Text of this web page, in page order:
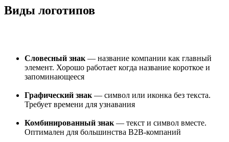
Виды логотипов
Словесный знак— название компании как главный
элемент. Хорошо работает когда название короткое и
запоминающееся
Графический знак— символ или иконка без текста.
Требует времени для узнавания
Комбинированный знак— текст и символ вместе.
Оптимален для большинства B2B-компаний